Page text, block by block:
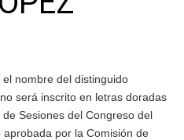
nombre del distinguido
será inscrito en letras doradas
Sesiones del Congreso del
por la Comisión de